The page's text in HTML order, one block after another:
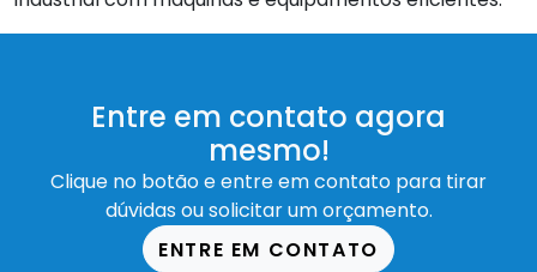
Entre em contato agora
mesmo!
Clique no botão e entre em contato para tirar
dúvidas ou solicitar um orçamento.
ENTRE EM CONTATO